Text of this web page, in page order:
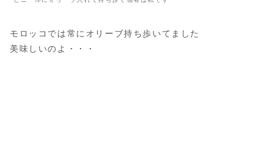
モロッコでは常にオリーブ持ち歩いてました
美味しいのよ・・・